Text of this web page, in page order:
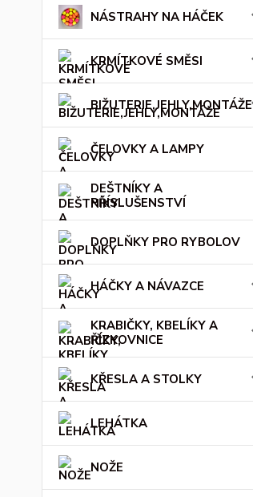
NÁSTRAHY NA HÁČEK
KRMÍTKOVÉ SMĚSI
BIŽUTERIE,JEHLY,MONTÁŽE
ČELOVKY A LAMPY
DEŠTNÍKY A
PŘÍSLUŠENSTVÍ
DOPLŇKY PRO RYBOLOV
HÁČKY A NÁVAZCE
KRABIČKY, KBELÍKY A
ŘÍZKOVNICE
KŘESLA A STOLKY
LEHÁTKA
NOŽE